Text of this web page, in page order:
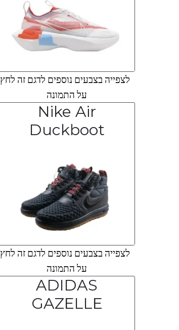
לצפייה בצבעים נוספים לדגם זה לחץ
על התמונה
Nike Air
Duckboot
לצפייה בצבעים נוספים לדגם זה לחץ
על התמונה
ADIDAS
GAZELLE